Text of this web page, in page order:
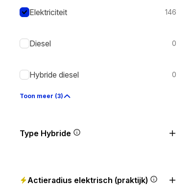
Elektriciteit 146
Diesel 0
Hybride diesel 0
Toon meer (3)
Type Hybride
Actieradius elektrisch (praktijk)